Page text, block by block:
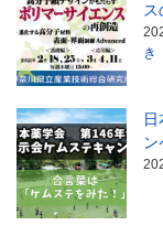
ス
き
ン